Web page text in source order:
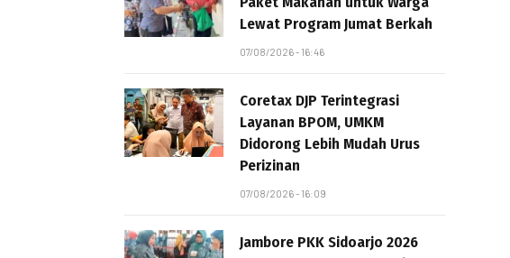
Lewat Program Jumat Berkah
07/08/2026 - 16:46
Coretax DJP Terintegrasi
Layanan BPOM, UMKM
Didorong Lebih Mudah Urus
Perizinan
07/08/2026 - 16:09
Jambore PKK Sidoarjo 2026